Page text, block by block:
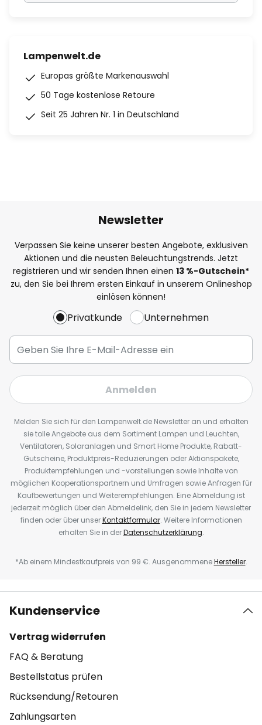
Lampenwelt.de
Europas größte Markenauswahl
50 Tage kostenlose Retoure
Seit 25 Jahren Nr. 1 in Deutschland
Newsletter
Verpassen Sie keine unserer besten Angebote, exklusiven
Aktionen und die neusten Beleuchtungstrends. Jetzt
registrieren und wir senden Ihnen einen 13 %-Gutschein*
zu, den Sie bei Ihrem ersten Einkauf in unserem Onlineshop
einlösen können!
Privatkunde Unternehmen
Anmelden
Melden Sie sich für den Lampenwelt.de Newsletter an und erhalten
sie tolle Angebote aus dem Sortiment Lampen und Leuchten,
Ventilatoren, Solaranlagen und Smart Home Produkte, Rabatt-
Gutscheine, Produktpreis-Reduzierungen oder Aktionspakete,
Produktempfehlungen und -vorstellungen sowie Inhalte von
möglichen Kooperationspartnern und Umfragen sowie Anfragen für
Kaufbewertungen und Weiterempfehlungen. Eine Abmeldung ist
jederzeit möglich über den Abmeldelink, den Sie in jedem Newsletter
finden oder über unserKontaktformular. Weitere Informationen
erhalten Sie in derDatenschutzerklärung.
*Ab einem Mindestkaufpreis von 99 €. AusgenommeneHersteller.
Kundenservice
Vertrag widerrufen
FAQ & Beratung
Bestellstatus prüfen
Rücksendung/Retouren
Zahlungsarten